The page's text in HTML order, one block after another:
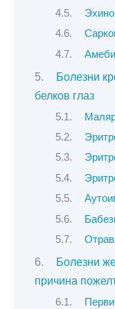
Болезни
белков глаз
Болезни
причина